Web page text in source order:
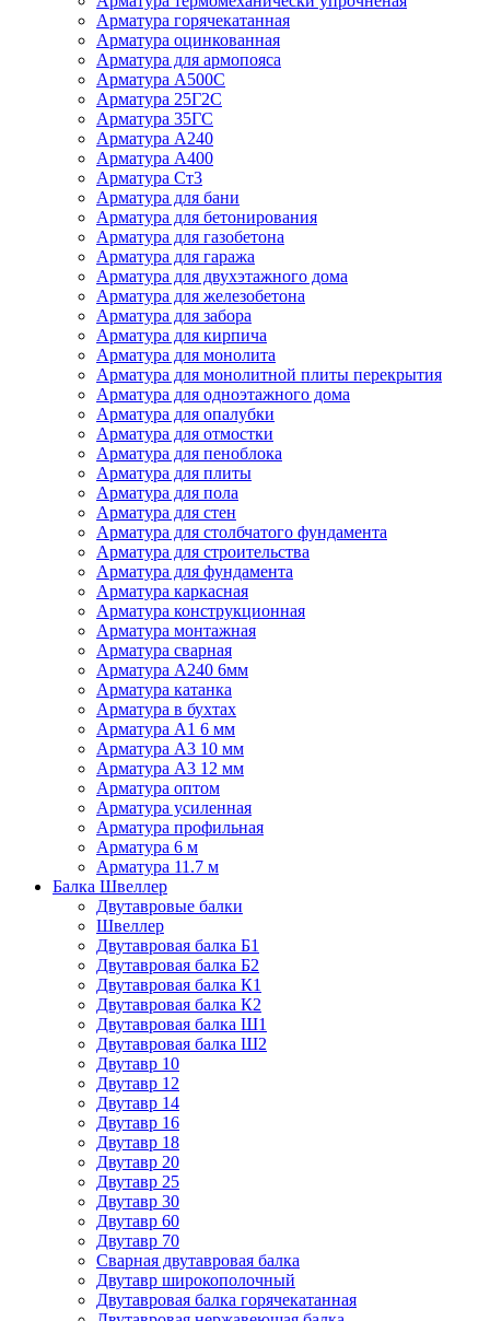
Арматура горячекатанная
Арматура оцинкованная
Арматура для армопояса
Арматура A500С
Арматура 25Г2С
Арматура 35ГС
Арматура А240
Арматура А400
Арматура Ст3
Арматура для бани
Арматура для бетонирования
Арматура для газобетона
Арматура для гаража
Арматура для двухэтажного дома
Арматура для железобетона
Арматура для забора
Арматура для кирпича
Арматура для монолита
Арматура для монолитной плиты перекрытия
Арматура для одноэтажного дома
Арматура для опалубки
Арматура для отмостки
Арматура для пеноблока
Арматура для плиты
Арматура для пола
Арматура для стен
Арматура для столбчатого фундамента
Арматура для строительства
Арматура для фундамента
Арматура каркасная
Арматура конструкционная
Арматура монтажная
Арматура сварная
Арматура А240 6мм
Арматура катанка
Арматура в бухтах
Арматура А1 6 мм
Арматура А3 10 мм
Арматура А3 12 мм
Арматура оптом
Арматура усиленная
Арматура профильная
Арматура 6 м
Арматура 11.7 м
Балка Швеллер
Двутавровые балки
Швеллер
Двутавровая балка Б1
Двутавровая балка Б2
Двутавровая балка К1
Двутавровая балка К2
Двутавровая балка Ш1
Двутавровая балка Ш2
Двутавр 10
Двутавр 12
Двутавр 14
Двутавр 16
Двутавр 18
Двутавр 20
Двутавр 25
Двутавр 30
Двутавр 60
Двутавр 70
Сварная двутавровая балка
Двутавр широкополочный
Двутавровая балка горячекатанная